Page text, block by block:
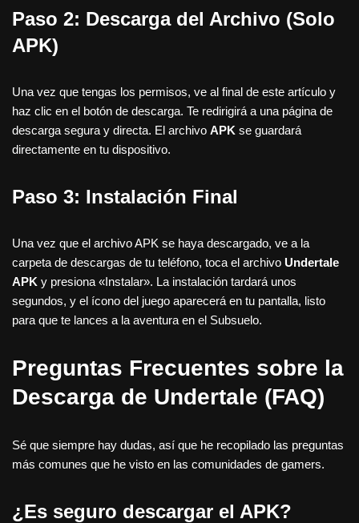
Paso 2: Descarga del Archivo (Solo
APK)
Una vez que tengas los permisos, ve al final de este artículo y
haz clic en el botón de descarga. Te redirigirá a una página de
descarga segura y directa. El archivo APK se guardará
directamente en tu dispositivo.
Paso 3: Instalación Final
Una vez que el archivo APK se haya descargado, ve a la
carpeta de descargas de tu teléfono, toca el archivo Undertale
APK y presiona «Instalar». La instalación tardará unos
segundos, y el ícono del juego aparecerá en tu pantalla, listo
para que te lances a la aventura en el Subsuelo.
Preguntas Frecuentes sobre la
Descarga de Undertale (FAQ)
Sé que siempre hay dudas, así que he recopilado las preguntas
más comunes que he visto en las comunidades de gamers.
¿Es seguro descargar el APK?